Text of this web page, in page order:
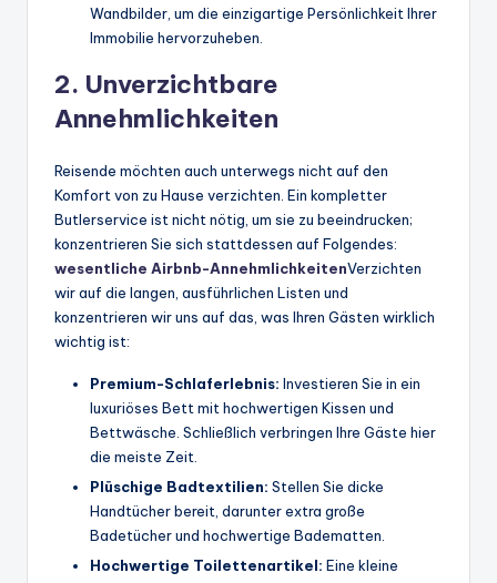
Wandbilder, um die einzigartige Persönlichkeit Ihrer
Immobilie hervorzuheben.
2. Unverzichtbare
Annehmlichkeiten
Reisende möchten auch unterwegs nicht auf den
Komfort von zu Hause verzichten. Ein kompletter
Butlerservice ist nicht nötig, um sie zu beeindrucken;
konzentrieren Sie sich stattdessen auf Folgendes:
wesentliche Airbnb-AnnehmlichkeitenVerzichten
wir auf die langen, ausführlichen Listen und
konzentrieren wir uns auf das, was Ihren Gästen wirklich
wichtig ist:
Premium-Schlaferlebnis: Investieren Sie in ein
luxuriöses Bett mit hochwertigen Kissen und
Bettwäsche. Schließlich verbringen Ihre Gäste hier
die meiste Zeit.
Plüschige Badtextilien: Stellen Sie dicke
Handtücher bereit, darunter extra große
Badetücher und hochwertige Badematten.
Hochwertige Toilettenartikel: Eine kleine